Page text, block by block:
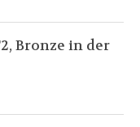
Bronze in der